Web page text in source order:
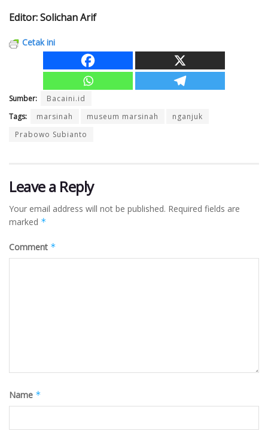
Editor: Solichan Arif
Cetak ini
Sumber:
Bacaini.id
Tags:
marsinah museum marsinah
nganjuk
Prabowo Subianto
Leave a Reply
Your email address will not be published. Required fields are
marked *
Comment *
Name *